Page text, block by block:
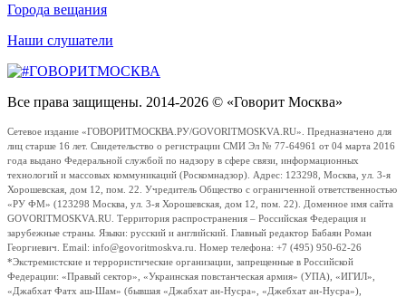
Города вещания
Наши слушатели
Все права защищены. 2014-2026 © «Говорит Москва»
Сетевое издание «ГОВОРИТМОСКВА.РУ/GOVORITMOSKVA.RU». Предназначено для
лиц старше 16 лет. Свидетельство о регистрации СМИ Эл № 77-64961 от 04 марта 2016
года выдано Федеральной службой по надзору в сфере связи, информационных
технологий и массовых коммуникаций (Роскомнадзор). Адрес: 123298, Москва, ул. 3-я
Хорошевская, дом 12, пом. 22. Учредитель Общество с ограниченной ответственностью
«РУ ФМ» (123298 Москва, ул. 3-я Хорошевская, дом 12, пом. 22). Доменное имя сайта
GOVORITMOSKVA.RU. Территория распространения – Российская Федерация и
зарубежные страны. Языки: русский и английский. Главный редактор Бабаян Роман
Георгиевич. Email: info@govoritmoskva.ru. Номер телефона: +7 (495) 950-62-26
*Экстремистские и террористические организации, запрещенные в Российской
Федерации: «Правый сектор», «Украинская повстанческая армия» (УПА), «ИГИЛ»,
«Джабхат Фатх аш-Шам» (бывшая «Джабхат ан-Нусра», «Джебхат ан-Нусра»),